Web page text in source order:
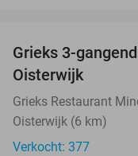
Grieks 3-
Oisterwijk
Grieks Restaurant
Oisterwijk (6 km)
Verkocht: 377